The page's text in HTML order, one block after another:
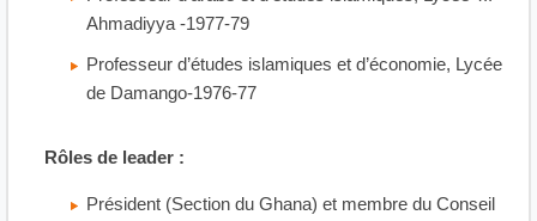
Ahmadiyya -1977-79
Professeur d’études islamiques et d’économie, Lycée
de Damango-1976-77
Rôles de leader :
Président (Section du Ghana) et membre du Conseil